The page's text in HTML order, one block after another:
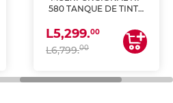
580 TANQUE DE TINTA
ESCANEA)
L5,299.00
L6,799.00